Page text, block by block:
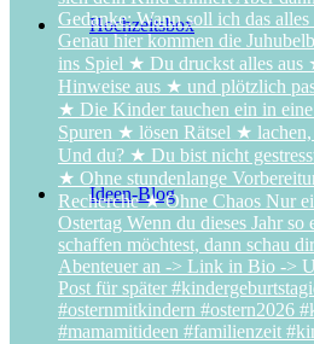
Hochzeitsbox
Ideen-Blog